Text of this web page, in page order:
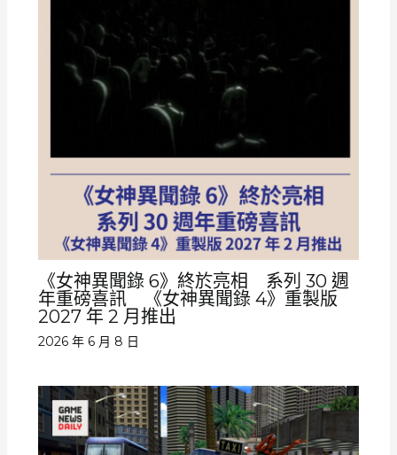
《女神異聞錄 6》終於亮相 系列 30 週
年重磅喜訊 《女神異聞錄 4》重製版
2027 年 2 月推出
2026 年 6 月 8 日